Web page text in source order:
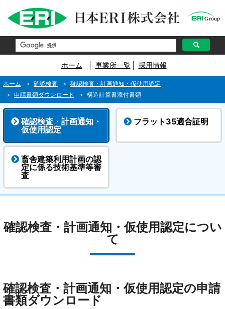
を
た
め
の
ン
サ
イ
メ
ニ
へ
移
へ
移
動
ホーム 事業所一覧 採用情報
ホーム 確認検査
確認検査・計画通知・仮使用認定
申請書類ダウンロード
構造計算書添付書類
確認検査・計画通知・
仮使用認定
フラット35適合証明
畜舎建築利用計画の認
定に係る技術基準等審
査
確認検査・計画通知・仮使用認定につい
て
確認検査・計画通知・仮使用認定の申請
書類ダウンロード